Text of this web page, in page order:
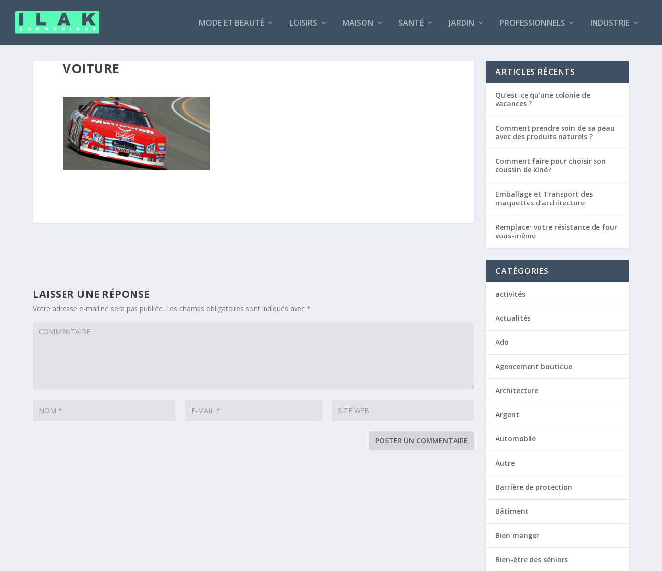
MODE ET BEAUTÉ LOISIRS MAISON SANTÉ JARDIN PROFESSIONNELS INDUSTRIE
VOITURE
LAISSER UNE RÉPONSE
Votre adresse e-mail ne sera pas publiée. Les champs obligatoires sont indiqués avec*
ARTICLES RÉCENTS
Qu’est-ce qu’une colonie de
vacances ?
Comment prendre soin de sa peau
avec des produits naturels ?
Comment faire pour choisir son
coussin de kiné?
Emballage et Transport des
maquettes d’architecture
Remplacer votre résistance de four
vous-même
CATÉGORIES
activités
Actualités
Ado
Agencement boutique
Architecture
Argent
Automobile
Autre
Barrière de protection
Bâtiment
Bien manger
Bien-être des séniors